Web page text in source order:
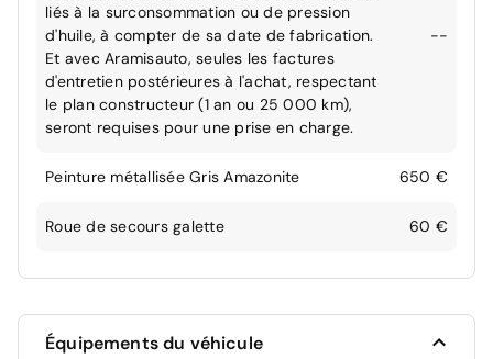
liés à la surconsommation ou de pression
d'huile, à compter de sa date de fabrication.
Et avec Aramisauto, seules les factures
d'entretien postérieures à l'achat, respectant
le plan constructeur (1 an ou 25 000 km),
seront requises pour une prise en charge.
--
Peinture métallisée Gris Amazonite 650 €
Roue de secours galette 60 €
Équipements du véhicule